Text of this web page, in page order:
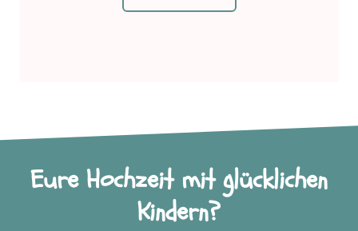
Eure Hochzeit mit glücklichen
Kindern?